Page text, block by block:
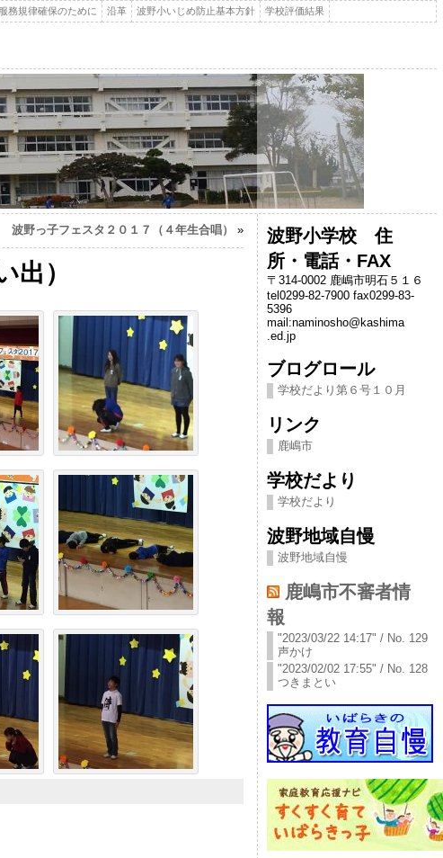
務規律確保のために 沿革 波野小いじめ防止基本方針 学校評価結果
波野っ子フェスタ２０１７（４年生合唱） »
出）
波野小学校 住
所・電話・FAX
〒314-0002 鹿嶋市明石５１６
tel0299-82-7900 fax0299-83-
5396
mail:naminosho@kashima
.ed.jp
ブログロール
学校だより第６号１０月
リンク
鹿嶋市
学校だより
学校だより
波野地域自慢
波野地域自慢
鹿嶋市不審者情
報
"2023/03/22 14:17" / No. 129
声かけ
"2023/02/02 17:55" / No. 128
つきまとい